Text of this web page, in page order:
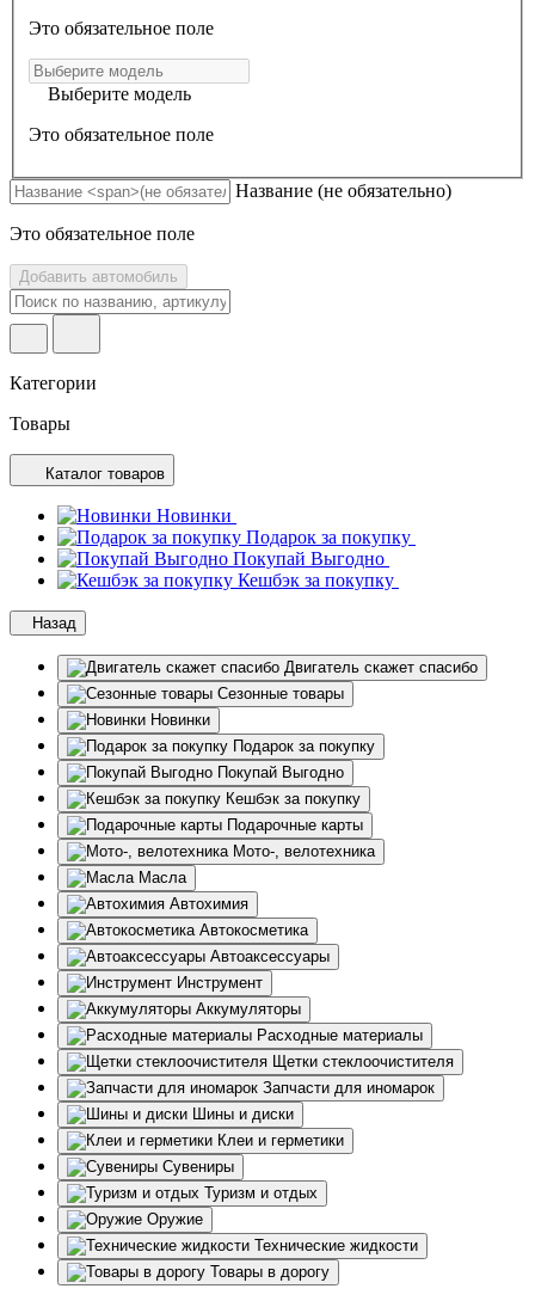
Это обязательное поле
Выберите модель
Это обязательное поле
Название (не обязательно)
Это обязательное поле
Добавить автомобиль
Категории
Товары
Каталог товаров
Новинки
Подарок за покупку
Покупай Выгодно
Кешбэк за покупку
Назад
Двигатель скажет спасибо
Сезонные товары
Новинки
Подарок за покупку
Покупай Выгодно
Кешбэк за покупку
Подарочные карты
Мото-, велотехника
Масла
Автохимия
Автокосметика
Автоаксессуары
Инструмент
Аккумуляторы
Расходные материалы
Щетки стеклоочистителя
Запчасти для иномарок
Шины и диски
Клеи и герметики
Сувениры
Туризм и отдых
Оружие
Технические жидкости
Товары в дорогу